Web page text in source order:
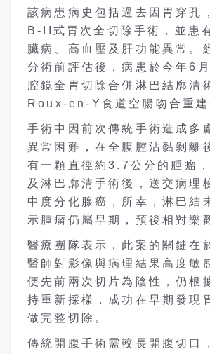
該病患病史包括過去因胃穿孔
B-II式胃次全切除手術，並患
臟病、高血壓及肝功能異常。
分術前評估後，病患於今年6
腔鏡全胃切除合併淋巴結廓清
Roux-en-Y食道空腸吻合重建
手術中因前次傳統手術造成多
異常困難，在全腹腔沾黏剝離
有一顆直徑約3.7公分的腫瘤
及淋巴廓清手術後，送交病理
中度分化腺癌，所幸，淋巴結
示腫瘤仍屬早期，預後相對樂
醫療團隊表示，此案的關鍵在
醫師對影像與病理結果高度敏
便先前兩次切片為陰性，仍根
持重新採樣，成功在早期發現
做完整切除。
傳統開腹手術需較長開腹切口